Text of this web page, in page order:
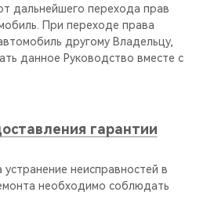
дальнейшего перехода прав
При переходе права
другому Владельцу,
данное Руководство вместе с
гарантии
неисправностей в
необходимо соблюдать